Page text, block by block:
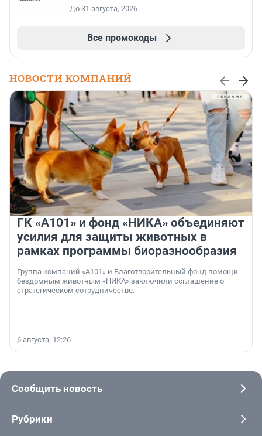
До 31 августа, 2026
Все промокоды
НОВОСТИ КОМПАНИЙ
ГК «А101» и фонд «НИКА» объединяют
усилия для защиты животных в
рамках программы биоразнообразия
Группа компаний «А101» и Благотворительный фонд помощи
бездомным животным «НИКА» заключили соглашение о
стратегическом сотрудничестве.
6 августа, 12:26
Сообщить новость
Рубрики